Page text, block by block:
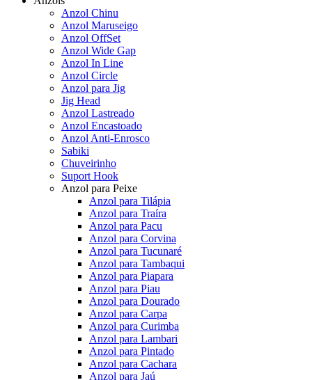
Anzol Chinu
Anzol Maruseigo
Anzol OffSet
Anzol Wide Gap
Anzol In Line
Anzol Circle
Anzol para Jig
Jig Head
Anzol Lastreado
Anzol Encastoado
Anzol Anti-Enrosco
Sabiki
Chuveirinho
Suport Hook
Anzol para Peixe
Anzol para Tilápia
Anzol para Traíra
Anzol para Pacu
Anzol para Corvina
Anzol para Tucunaré
Anzol para Tambaqui
Anzol para Piapara
Anzol para Piau
Anzol para Dourado
Anzol para Carpa
Anzol para Curimba
Anzol para Lambari
Anzol para Pintado
Anzol para Cachara
Anzol para Jaú